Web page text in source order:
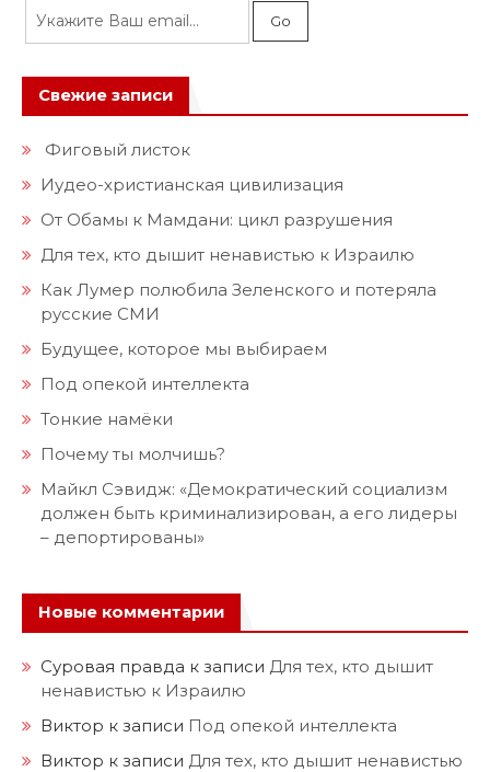
Свежие записи
Фиговый листок
Иудео-христианская цивилизация
От Обамы к Мамдани: цикл разрушения
Для тех, кто дышит ненавистью к Израилю
Как Лумер полюбила Зеленского и потеряла
русские СМИ
Будущее, которое мы выбираем
Под опекой интеллекта
Тонкие намёки
Почему ты молчишь?
Майкл Сэвидж: «Демократический социализм
должен быть криминализирован, а его лидеры
– депортированы»
Новые комментарии
Суровая правда к записи Для тех, кто дышит
ненавистью к Израилю
Виктор к записи Под опекой интеллекта
Виктор к записи Для тех, кто дышит ненавистью